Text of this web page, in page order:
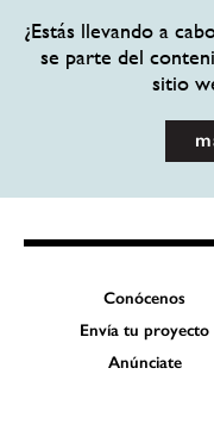
¿Estás llevando a
se parte del
sitio
Conócenos
Envía tu proyecto
Anúnciate